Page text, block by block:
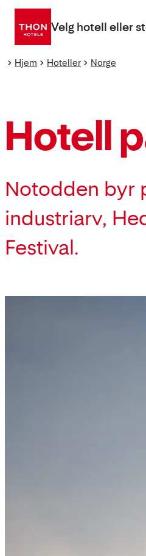
Gå
direkte
Velg hotell eller
Hjem Hoteller Norge
Hotell
Notodden byr
industriarv,
Festival.